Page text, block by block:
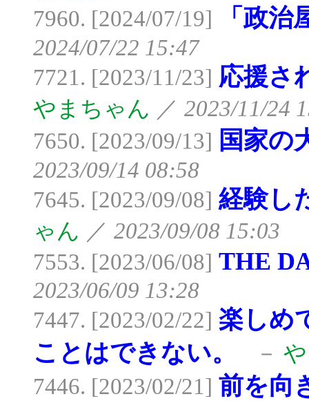
7960. [2024/07/19]
「政治
2024/07/22 15:47
7721. [2023/11/23] 応援さ
やまちゃん ／ 2023/11/24
7650. [2023/09/13] 国家の
2023/09/14 08:58
7645. [2023/09/08] 経験し
ゃん ／ 2023/09/08 15:03
7553. [2023/06/08] THE
2023/06/09 13:28
7447. [2023/02/22] 楽しめ
ことはできない。
－
7446. [2023/02/21] 前を向